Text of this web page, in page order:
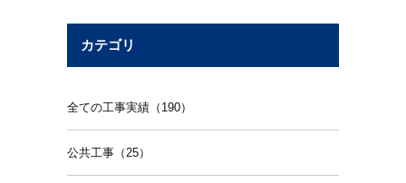
カテゴリ
全ての工事実績（190）
公共工事（25）